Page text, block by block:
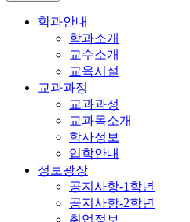
학과안내
학과소개
교수소개
교육시설
교과과정
교과과정
교과목소개
학사정보
입학안내
정보광장
공지사항-1학년
공지사항-2학년
취업정보